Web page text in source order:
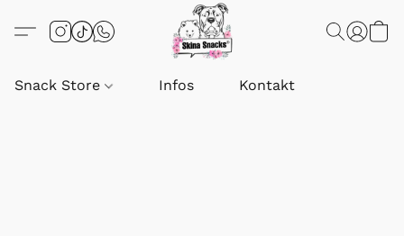
Snack Store Infos Kontakt